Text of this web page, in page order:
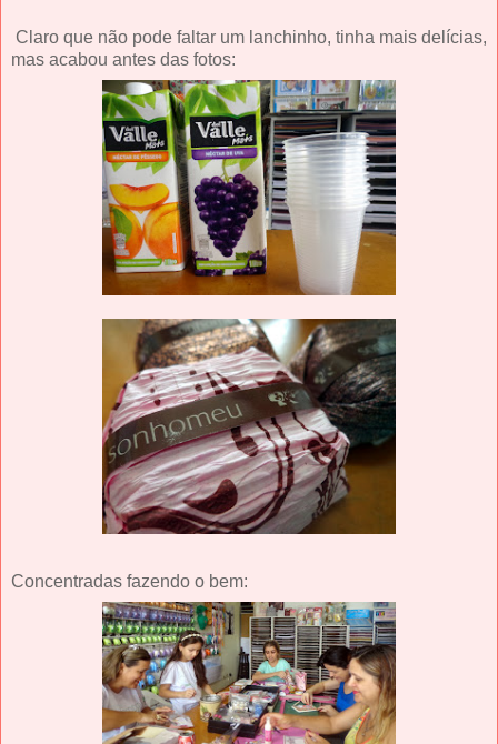
Claro que não pode faltar um lanchinho, tinha mais delícias,
mas acabou antes das fotos:
Concentradas fazendo o bem: